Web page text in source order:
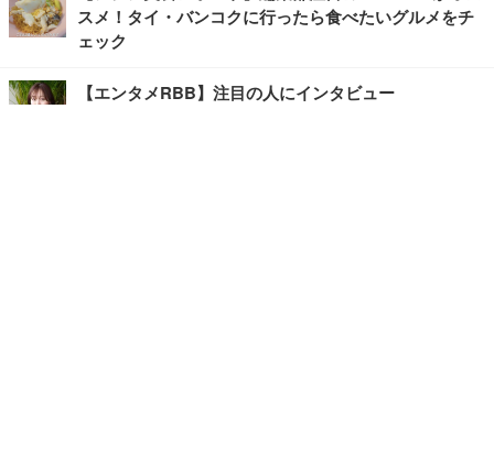
スメ！タイ・バンコクに行ったら食べたいグルメをチ
ェック
【エンタメRBB】注目の人にインタビュー